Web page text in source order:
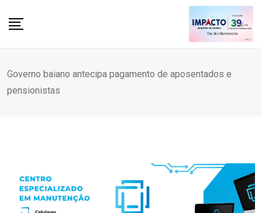
Governo baiano antecipa pagamento de aposentados e
pensionistas